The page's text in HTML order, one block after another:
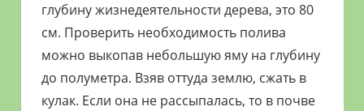
глубину жизнедеятельности дерева, это 80
см. Проверить необходимость полива
можно выкопав небольшую яму на глубину
до полуметра. Взяв оттуда землю, сжать в
кулак. Если она не рассыпалась, то в почве